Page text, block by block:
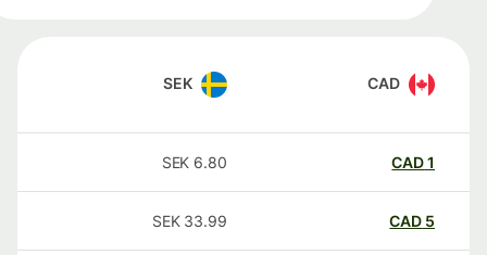
CAD
SEK
CAD
6.80
SEK
CAD
33.99
SEK